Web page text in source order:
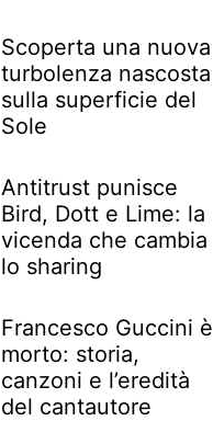
Scoperta una nuova
turbolenza nascosta
sulla superficie del
Sole
Antitrust punisce
Bird, Dott e Lime: la
vicenda che cambia
lo sharing
Francesco Guccini è
morto: storia,
canzoni e l’eredità
del cantautore